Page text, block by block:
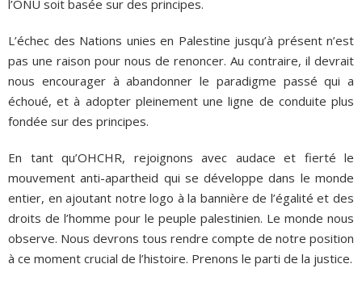
l’ONU soit basée sur des principes.
L’échec des Nations unies en Palestine jusqu’à présent n’est
pas une raison pour nous de renoncer. Au contraire, il devrait
nous encourager à abandonner le paradigme passé qui a
échoué, et à adopter pleinement une ligne de conduite plus
fondée sur des principes.
En tant qu’OHCHR, rejoignons avec audace et fierté le
mouvement anti-apartheid qui se développe dans le monde
entier, en ajoutant notre logo à la bannière de l’égalité et des
droits de l’homme pour le peuple palestinien. Le monde nous
observe. Nous devrons tous rendre compte de notre position
à ce moment crucial de l’histoire. Prenons le parti de la justice.